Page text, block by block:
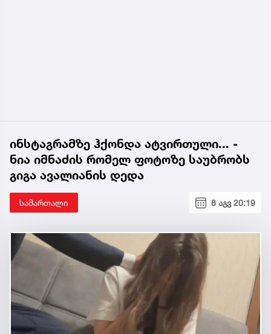
ინსტაგრამზე ჰქონდა ატვირთული... -
ნია იმნაძის რომელ ფოტოზე საუბრობს
გიგა ავალიანის დედა
სამართალი 8 აგვ 20:19